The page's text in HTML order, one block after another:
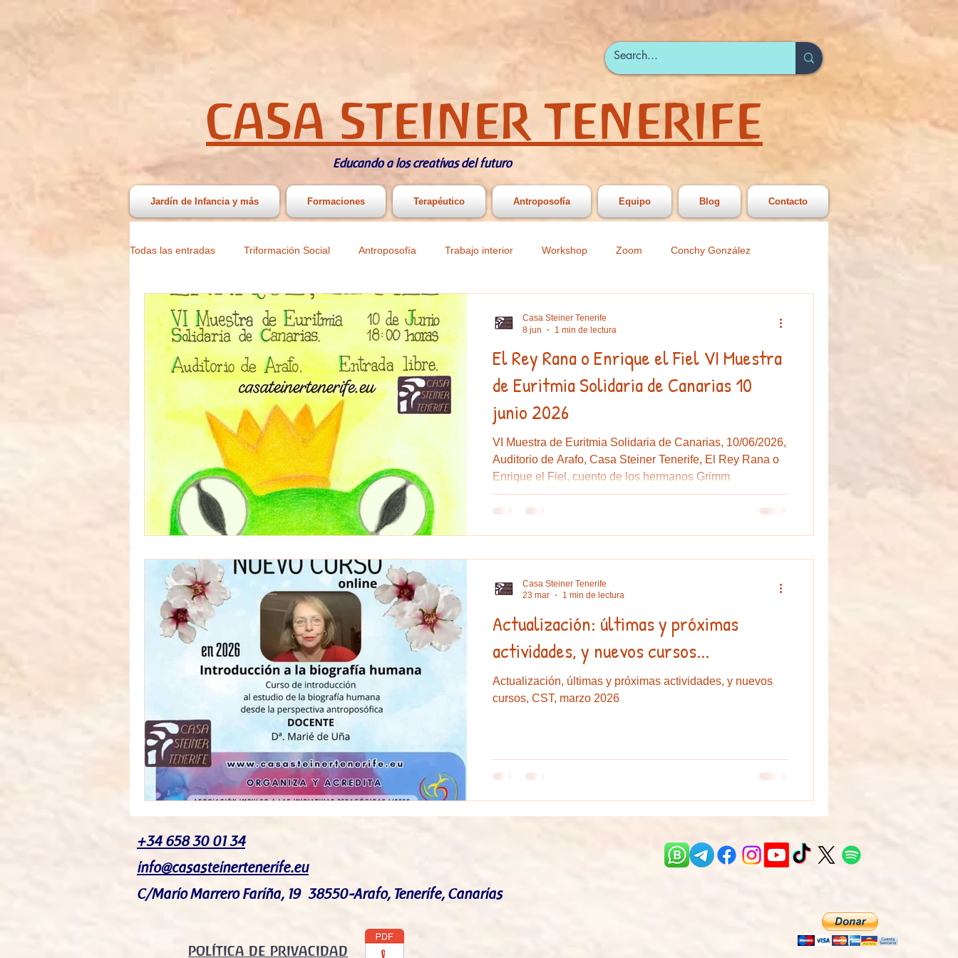
CASA STEINER TENERIFE
Educando a los creativas del futuro
Jardín de Infancia y más Formaciones Terapéutico Antroposofía Equipo Blog Contacto
Todas las entradas Triformación Social Antroposofía Trabajo interior Workshop Zoom Conchy González
Patrocinio Difusión Podcast Actividades infantiles y juveniles
Arte Eventos Alfombra de sal Educación Euritmia Elisa Betancor campamento de verano
El Rey Rana o Enrique el Fiel VI Muestra
de Euritmia Solidaria de Canarias 10
junio 2026
VI Muestra de Euritmia Solidaria de Canarias, 10/06/2026,
Auditorio de Arafo, Casa Steiner Tenerife, El Rey Rana o
Enrique el Fiel, cuento de los hermanos Grimm
Casa Steiner Tenerife
8 jun
1 min de lectura
Actualización: últimas y próximas
actividades, y nuevos cursos...
Actualización, últimas y próximas actividades, y nuevos
cursos, CST, marzo 2026
Casa Steiner Tenerife
23 mar
1 min de lectura
+34 658 30 01 34
info@casasteinertenerife.eu
C/Mario Marrero Fariña, 19 38550-Arafo, Tenerife, Canarias
POLÍTICA DE PRIVACIDAD